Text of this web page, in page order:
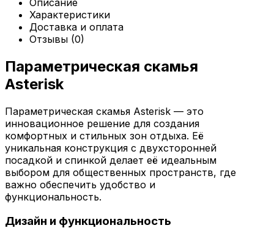
Характеристики
Доставка и оплата
Отзывы (0)
Параметрическая скамья
Asterisk
Параметрическая скамья Asterisk — это
инновационное решение для создания
комфортных и стильных зон отдыха. Её
уникальная конструкция с двухсторонней
посадкой и спинкой делает её идеальным
выбором для общественных пространств, где
важно обеспечить удобство и
функциональность.
Дизайн и функциональность